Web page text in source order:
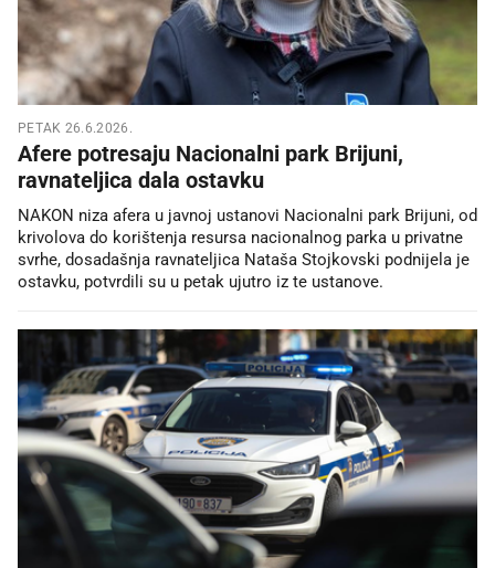
PETAK 26.6.2026.
Afere potresaju Nacionalni park Brijuni,
ravnateljica dala ostavku
NAKON niza afera u javnoj ustanovi Nacionalni park Brijuni, od
krivolova do korištenja resursa nacionalnog parka u privatne
svrhe, dosadašnja ravnateljica Nataša Stojkovski podnijela je
ostavku, potvrdili su u petak ujutro iz te ustanove.